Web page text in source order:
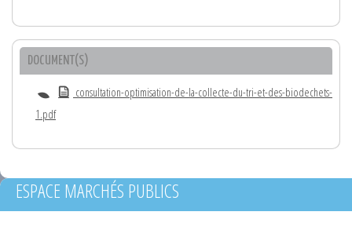
DOCUMENT(S)
consultation-optimisation-de-la-collecte-du-tri-et-des-biodechets-
1.pdf
ESPACE MARCHÉS PUBLICS